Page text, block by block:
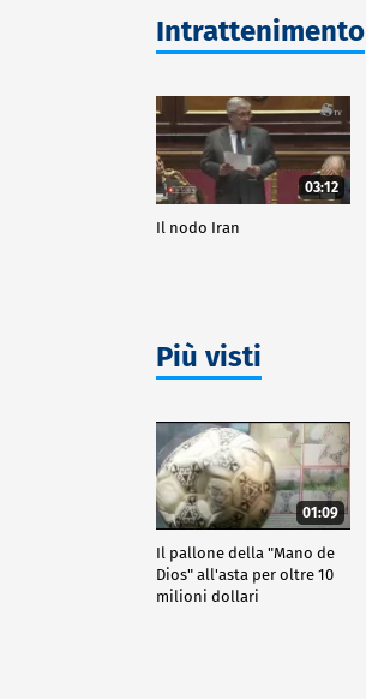
Intrattenimento
03:12
Il nodo Iran
Più visti
01:09
Il pallone della "Mano de
Dios" all'asta per oltre 10
milioni dollari